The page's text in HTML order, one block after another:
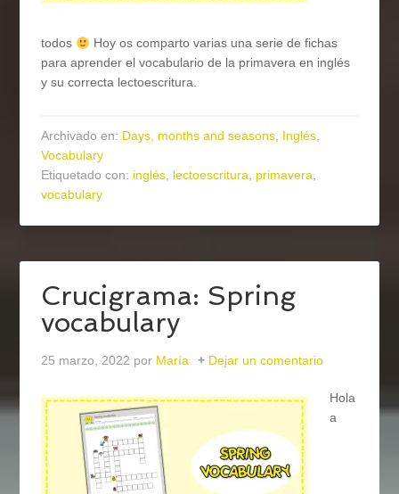
todos
Hoy os comparto varias una serie de fichas
para aprender el vocabulario de la primavera en inglés
y su correcta lectoescritura.
Archivado en: Days, months and seasons, Inglés,
Vocabulary
Etiquetado con: inglés, lectoescritura, primavera,
vocabulary
Crucigrama: Spring
vocabulary
25 marzo, 2022 por María Dejar un comentario
Hola
a